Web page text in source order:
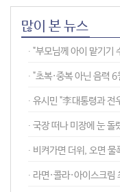
많이 본 뉴스
∙ "부모님께 아이 맡기
∙ 국장 떠나 미장에 눈
∙ 비켜가면 더위, 오면
∙ 라면·콜라·아이스크